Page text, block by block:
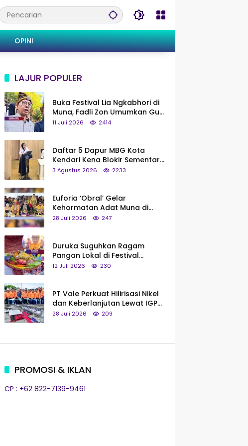
OPINI
LAJUR POPULER
Buka Festival Lia Ngkabhori di
Muna, Fadli Zon Umumkan Gua
Metanduno Segera Naik Status
11 Juli 2026 2414
Daftar 5 Dapur MBG Kota
Kendari Kena Blokir Sementara
dari Pusat
3 Agustus 2026 2233
Euforia ‘Obral’ Gelar
Kehormatan Adat Muna di
Silaturahmi KKMM, Ridwan Bae:
28 Juli 2026 247
Duruka Suguhkan Ragam
Pangan Lokal di Festival
Liangkobhori, Dari Umbi Rebus
12 Juli 2026 230
PT Vale Perkuat Hilirisasi Nikel
dan Keberlanjutan Lewat IGP
Morowali
28 Juli 2026 209
PROMOSI & IKLAN
CP : +62 822-7139-9461